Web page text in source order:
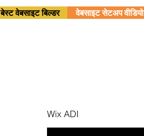
बेस्ट वेबसाइट बिल्डर वेबसाइट सेटअप वीडियो
Wix ADI